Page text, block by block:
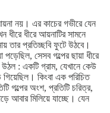
নয়। এর কাচের গভীরে যেন
ধীরে আয়নাটির সামনে
তার প্রতিচ্ছবি ফুটে উঠবে।
সেসব গল্পের ছায়া ধীরে
: একটি গ্রাম, যেখানে কেউ
কিংবা এক পরিচিত
গল্পের অংশ, প্রতিটি চরিত্র,
আবার মিলিয়ে যাচ্ছে। যেন